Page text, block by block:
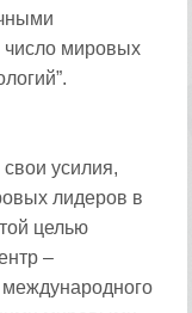
мировых
усилия,
лидеров в
целью
–
международного